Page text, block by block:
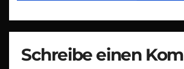
Schreibe einen